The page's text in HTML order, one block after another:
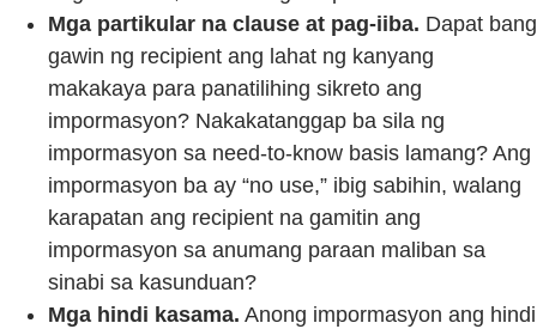
Mga partikular na clause at pag-iiba. Dapat bang
gawin ng recipient ang lahat ng kanyang
makakaya para panatilihing sikreto ang
impormasyon? Nakakatanggap ba sila ng
impormasyon sa need-to-know basis lamang? Ang
impormasyon ba ay “no use,” ibig sabihin, walang
karapatan ang recipient na gamitin ang
impormasyon sa anumang paraan maliban sa
sinabi sa kasunduan?
Mga hindi kasama. Anong impormasyon ang hindi